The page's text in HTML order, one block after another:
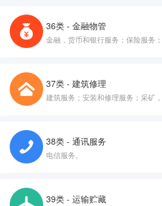
36类 - 金融物管
金融，货币和银行服务；保险服务；
37类 - 建筑修理
建筑服务；安装和修理服务；采矿
38类 - 通讯服务
电信服务。
39类 - 运输贮藏